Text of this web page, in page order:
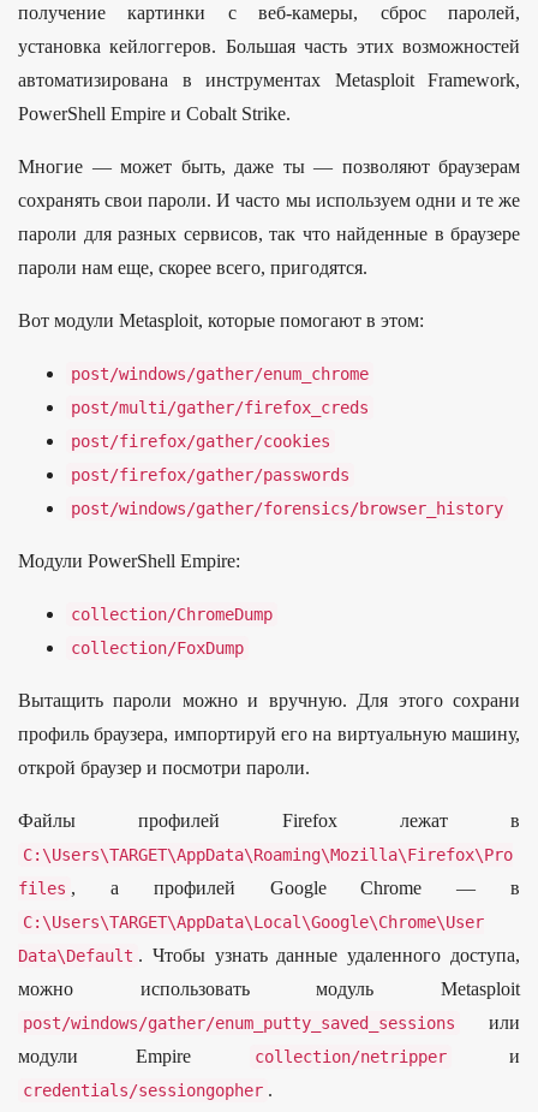
получение картинки с веб-камеры, сброс паролей,
установка кейлоггеров. Большая часть этих возможностей
автоматизирована в инструментах Metasploit Framework,
PowerShell Empire и Cobalt Strike.
Многие — может быть, даже ты — позволяют браузерам
сохранять свои пароли. И часто мы используем одни и те же
пароли для разных сервисов, так что найденные в браузере
пароли нам еще, скорее всего, пригодятся.
Вот модули Metasploit, которые помогают в этом:
post/windows/gather/enum_chrome
post/multi /gather/firefox_creds
post/firefox/gather/cookies
post/firefox/gather/passwords
post/windows/gather/forensics/browser_history
Модули PowerShell Empire:
collection/ChromeDump
collection/FoxDump
Вытащить пароли можно и вручную. Для этого сохрани
профиль браузера, импортируй его на виртуальную машину,
открой браузер и посмотри пароли.
Файлы профилей Firefox лежат в
C: \Users\TARGET\AppData\Roaming\Mozilla\Firefox\Pro
files , а профилей Google Chrome — в
C: \Users\TARGET\AppData\Local\Google\Chrome\User
Data\Default . Чтобы узнать данные удаленного доступа,
можно использовать модуль Metasploit
post/windows/gather/enum_putty_saved_sessions
или
модули Empire
collection/netripper и
credentials/sessiongopher .